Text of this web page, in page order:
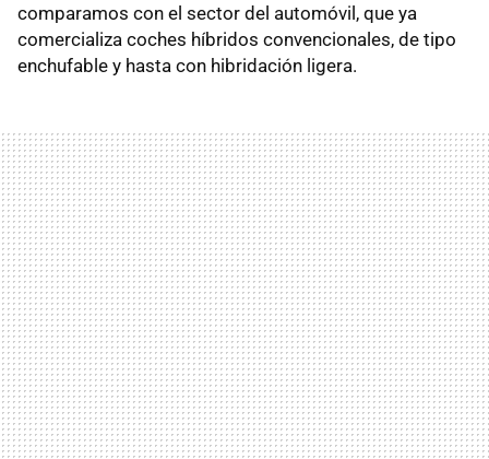
comparamos con el sector del automóvil, que ya
comercializa coches híbridos convencionales, de tipo
enchufable y hasta con hibridación ligera.